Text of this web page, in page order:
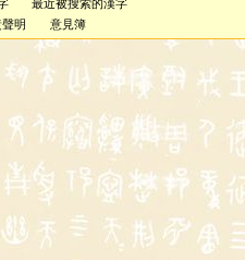
最近被搜索的漢字
明 意見簿